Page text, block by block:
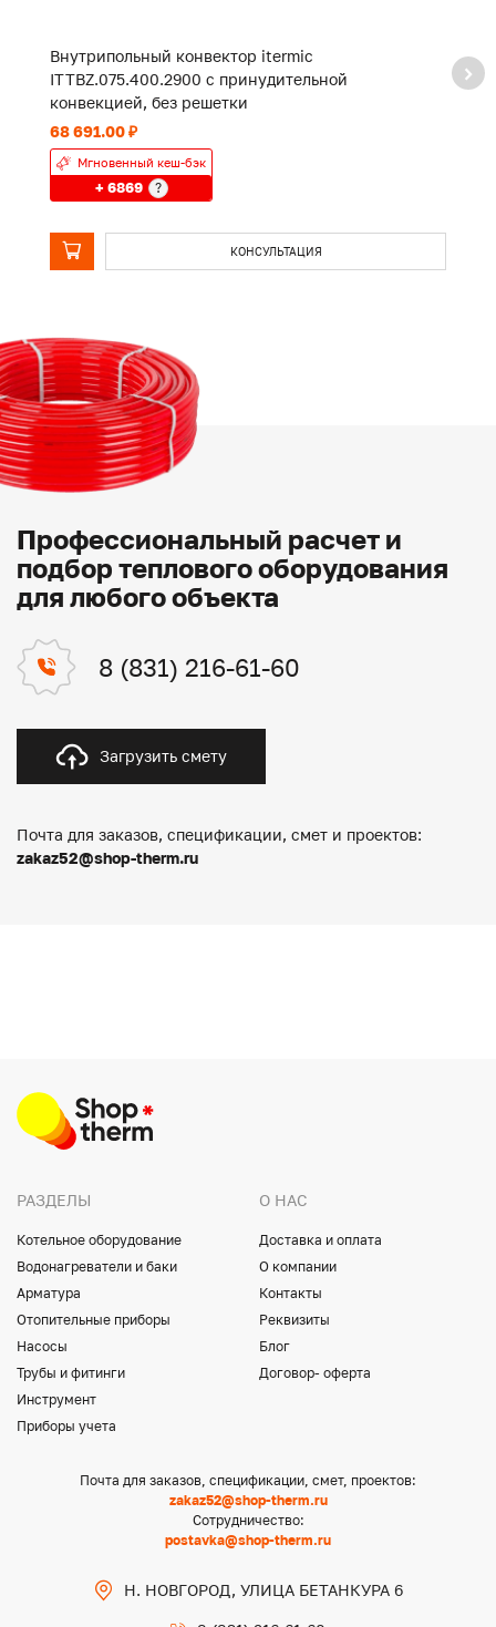
Внутрипольный конвектор itermic
ITTBZ.075.400.2900 с принудительной
конвекцией, без решетки
68 691.00 ₽
Мгновенный кеш-бэк
+ 6869 ?
КОНСУЛЬТАЦИЯ
Профессиональный расчет и
подбор теплового оборудования
для любого объекта
8 (831) 216-61-60
Загрузить смету
Почта для заказов, спецификации, смет и проектов:
zakaz52@shop-therm.ru
РАЗДЕЛЫ
Котельное оборудование
Водонагреватели и баки
Арматура
Отопительные приборы
Насосы
Трубы и фитинги
Инструмент
Приборы учета
О НАС
Доставка и оплата
О компании
Контакты
Реквизиты
Блог
Договор- оферта
Почта для заказов, спецификации, смет, проектов:
zakaz52@shop-therm.ru
Сотрудничество:
postavka@shop-therm.ru
Н. НОВГОРОД, УЛИЦА БЕТАНКУРА 6